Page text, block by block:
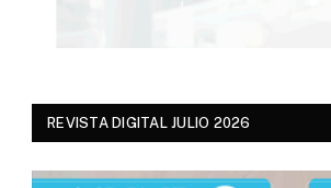
REVISTA DIGITAL JULIO 2026